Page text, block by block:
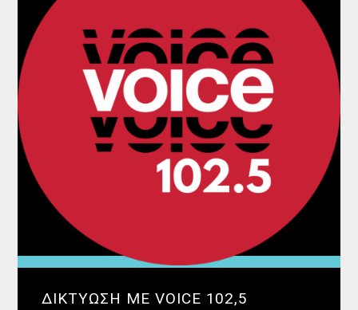
ΔΙΚΤΥΩΣΗ ΜΕ VOICE 102,5